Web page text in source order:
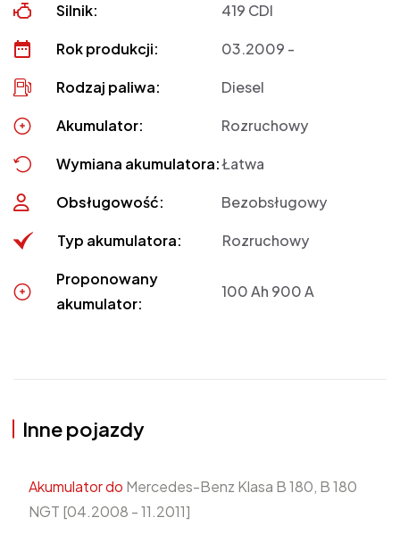
Silnik: 419 CDI
Rok produkcji: 03.2009 -
Rodzaj paliwa: Diesel
Akumulator: Rozruchowy
Wymiana akumulatora:Łatwa
Obsługowość: Bezobsługowy
Typ akumulatora: Rozruchowy
Proponowany
akumulator:
100 Ah 900 A
Inne pojazdy
Akumulator do Mercedes-Benz Klasa B 180, B 180
NGT [04.2008 - 11.2011]